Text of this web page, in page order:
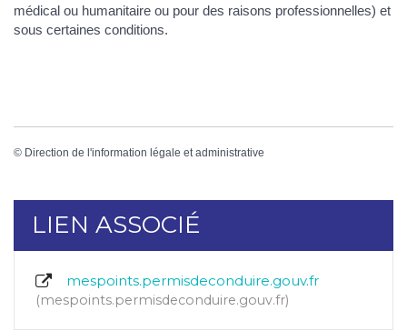
médical ou humanitaire ou pour des raisons professionnelles) et
sous certaines conditions.
© Direction de l'information légale et administrative
LIEN ASSOCIÉ
mespoints.permisdeconduire.gouv.fr
mespoints.permisdeconduire.gouv.fr